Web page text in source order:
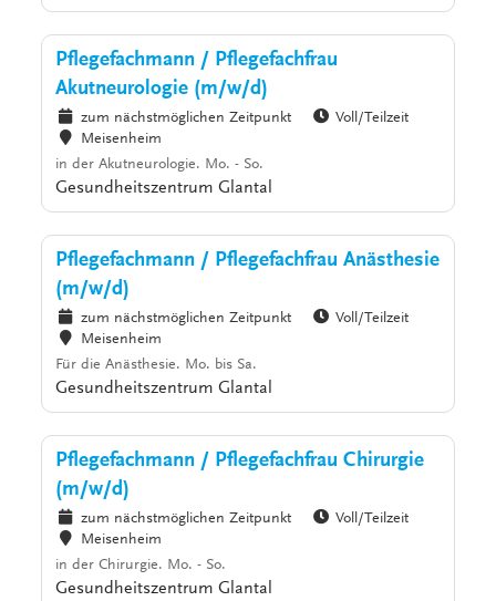
Pflegefachmann / Pflegefachfrau
Akutneurologie (m/w/d)
zum nächstmöglichen Zeitpunkt
Voll/Teilzeit
Meisenheim
in der Akutneurologie. Mo. - So.
Gesundheitszentrum Glantal
Pflegefachmann / Pflegefachfrau Anästhesie
(m/w/d)
zum nächstmöglichen Zeitpunkt
Voll/Teilzeit
Meisenheim
Für die Anästhesie. Mo. bis Sa.
Gesundheitszentrum Glantal
Pflegefachmann / Pflegefachfrau Chirurgie
(m/w/d)
zum nächstmöglichen Zeitpunkt
Voll/Teilzeit
Meisenheim
in der Chirurgie. Mo. - So.
Gesundheitszentrum Glantal